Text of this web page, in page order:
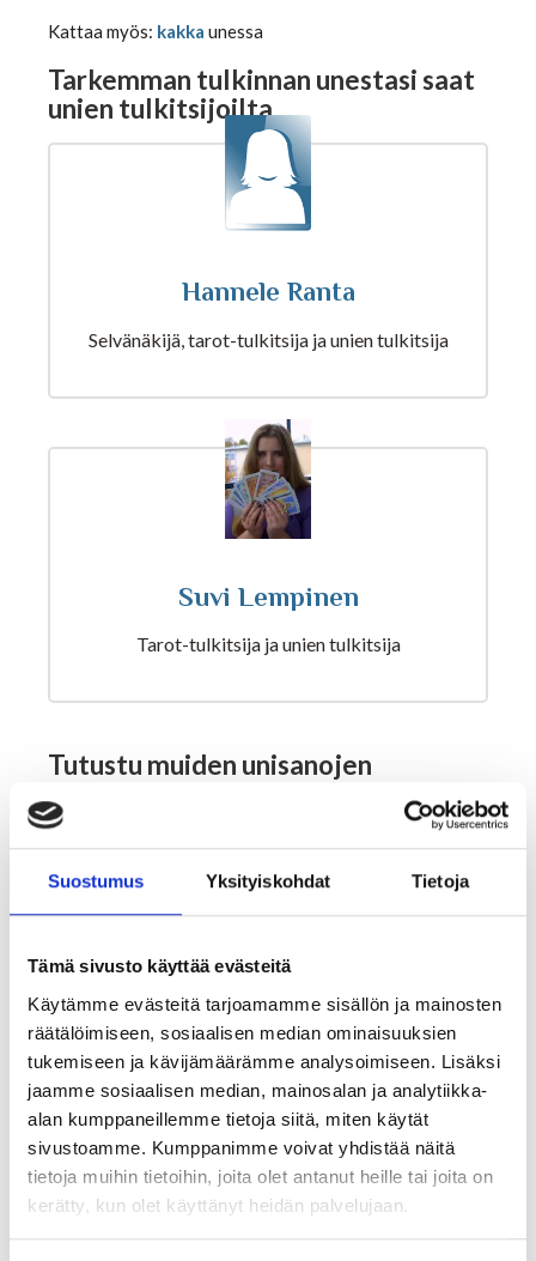
Suostumus Yksityiskohdat Tietoja
Tämä sivusto käyttää evästeitä
Käytämme evästeitä tarjoamamme sisällön ja mainosten
räätälöimiseen, sosiaalisen median ominaisuuksien
tukemiseen ja kävijämäärämme analysoimiseen. Lisäksi
jaamme sosiaalisen median, mainosalan ja analytiikka-
alan kumppaneillemme tietoja siitä, miten käytät
sivustoamme. Kumppanimme voivat yhdistää näitä
tietoja muihin tietoihin, joita olet antanut heille tai joita on
kerätty, kun olet käyttänyt heidän palvelujaan.
Horoskooppimerkit
Elämänhoroskooppi
Tarot ja kartat
Kaikki Tajunnanvirta palvelut
Tajunnanvirta Numerologi
Tajunnanvirta Tarotpöytä
Tajunnanvirta Kädestäennustaja
Tajunnanvirta Päivänväri
Kattaa myös: kakka unessa
Tarkemman tulkinnan unestasi saat
unien tulkitsijoilta
Hannele Ranta
Selvänäkijä, tarot-tulkitsija ja unien tulkitsija
Suvi Lempinen
Tarot-tulkitsija ja unien tulkitsija
Tutustu muiden unisanojen
merkityksiin
Tajunnanvirta online tulkinta
unesta
Kokeile Tajunnanvirta palvelun automaattista
unien pikatulkintaa.